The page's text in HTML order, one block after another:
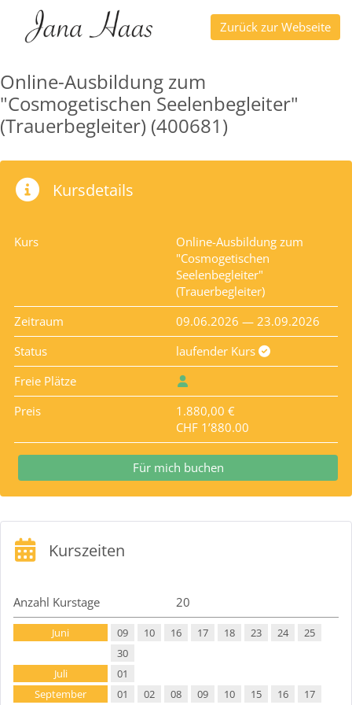
Zurück zur Webseite
Online-Ausbildung zum
"Cosmogetischen Seelenbegleiter"
(Trauerbegleiter) (400681)
Kursdetails
Kurs
Online-Ausbildung zum
"Cosmogetischen
Seelenbegleiter"
(Trauerbegleiter)
Zeitraum
09.06.2026 — 23.09.2026
Status
laufender Kurs
Freie Plätze
Preis
1.880,00 €
CHF 1’880.00
Für mich buchen
Kurszeiten
Anzahl Kurstage 20
Juni 09 10 16 17 18 23 24
25
30
Juli
01
September
01 02 08 09 10 15 16 17